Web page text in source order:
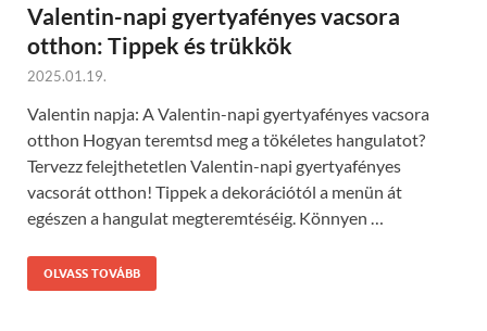
Valentin-napi gyertyafényes vacsora
otthon: Tippek és trükkök
2025.01.19.
Valentin napja: A Valentin-napi gyertyafényes vacsora
otthon Hogyan teremtsd meg a tökéletes hangulatot?
Tervezz felejthetetlen Valentin-napi gyertyafényes
vacsorát otthon! Tippek a dekorációtól a menün át
egészen a hangulat megteremtéséig. Könnyen …
OLVASS TOVÁBB